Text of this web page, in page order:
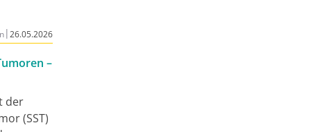
in der
(KI)
|26.05.2026
–
der
(SST)